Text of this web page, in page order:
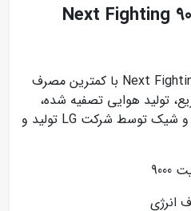
مدل Next Fighting 9000 با کمترین مصرف
تولید هوایی تصفیه شده،
بدون صدا در مدل های ساده و شیک توسط شرکت LG تولید و